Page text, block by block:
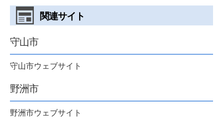
関連サイト
守山市
守山市ウェブサイト
野洲市
野洲市ウェブサイト